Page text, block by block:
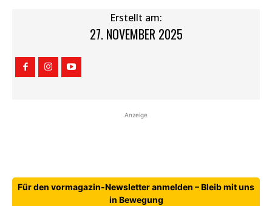
Erstellt am:
27. NOVEMBER 2025
Anzeige
Für den vormagazin-Newsletter anmelden – Bleib mit uns
in Bewegung